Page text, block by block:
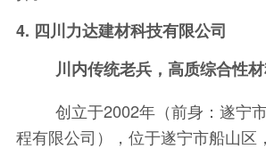
4. 四川力达建材科技有限公司
川内传统老兵，高质综合性材
创立于2002年（前身：遂宁
程有限公司），位于遂宁市船山区